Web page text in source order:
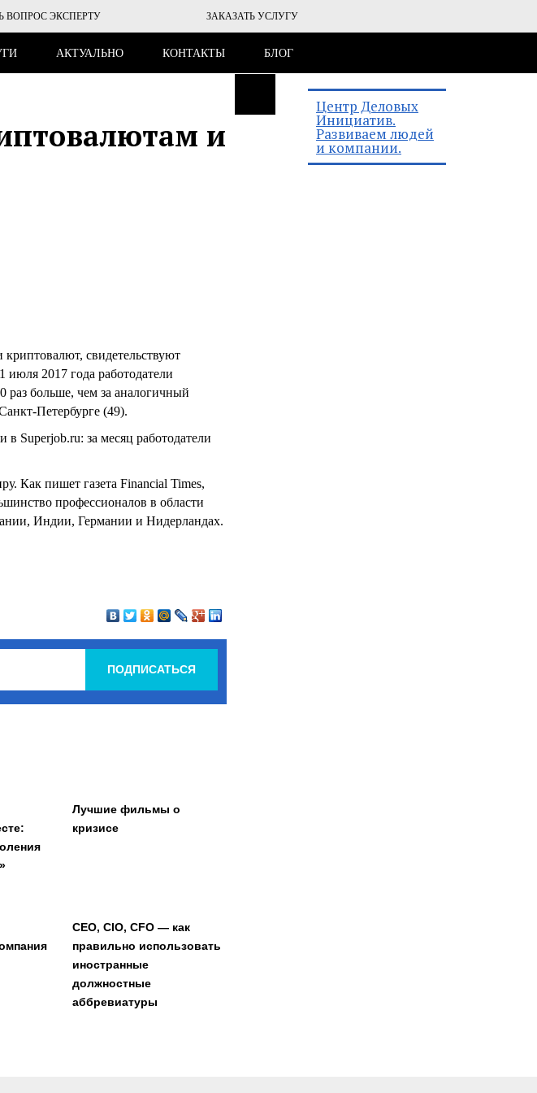
ВОПРОС ЭКСПЕРТУ ЗАКАЗАТЬ УСЛУГУ
АКТУАЛЬНО КОНТАКТЫ БЛОГ
и
свидетельствуют
2017 года работодатели
раз больше, чем за аналогичный
Петербурге (49).
Superjob.ru: за месяц работодатели
Как пишет газета Financial Times,
профессионалов в области
Индии, Германии и Нидерландах.
ПОДПИСАТЬСЯ
Лучшие фильмы о
кризисе
CEO, CIO, CFO — как
правильно использовать
иностранные
должностные
аббревиатуры
Центр Деловых
Инициатив.
Развиваем людей
и компании.